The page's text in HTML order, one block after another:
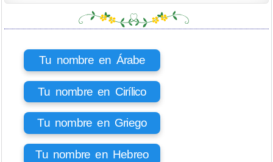
Tu nombre en Árabe
Tu nombre en Cirílico
Tu nombre en Griego
Tu nombre en Hebreo